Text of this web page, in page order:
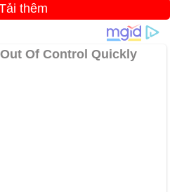
thêm